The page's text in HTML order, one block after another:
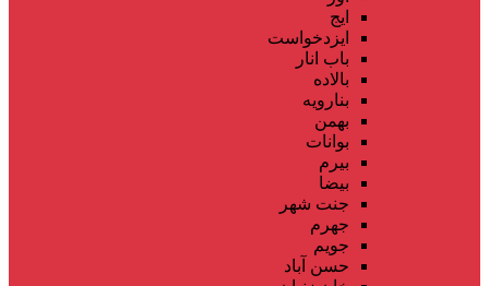
ایج
ایزدخواست
باب انار
بالاده
بنارویه
بهمن
بوانات
بیرم
بیضا
جنت شهر
جهرم
جویم
حسن آباد